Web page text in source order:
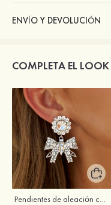
ENVÍO Y DEVOLUCIÓN
COMPLETA EL LOOK
Pendientes de aleación con brillo encantador para mujer con cristales